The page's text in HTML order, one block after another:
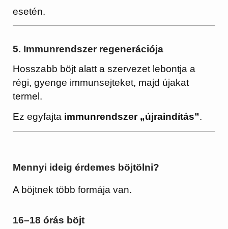
esetén.
5. Immunrendszer regenerációja
Hosszabb böjt alatt a szervezet lebontja a
régi, gyenge immunsejteket, majd újakat
termel.
Ez egyfajta immunrendszer „újraindítás”.
Mennyi ideig érdemes böjtölni?
A böjtnek több formája van.
16–18 órás böjt